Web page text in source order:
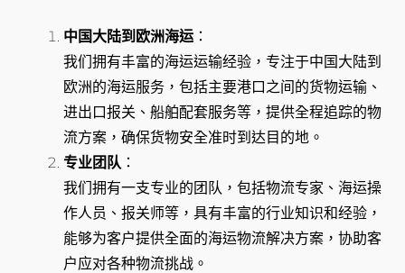
中国大陆到欧洲海运：
我们拥有丰富的海运运输经验，专注于中国大陆到
欧洲的海运服务，包括主要港口之间的货物运输、
进出口报关、船舶配套服务等，提供全程追踪的物
流方案，确保货物安全准时到达目的地。
专业团队 ：
我们拥有一支专业的团队，包括物流专家、海运操
作人员、报关师等，具有丰富的行业知识和经验，
能够为客户提供全面的海运物流解决方案，协助客
户应对各种物流挑战。